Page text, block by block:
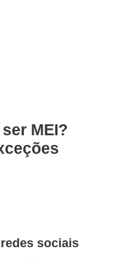
MEI?
sociais